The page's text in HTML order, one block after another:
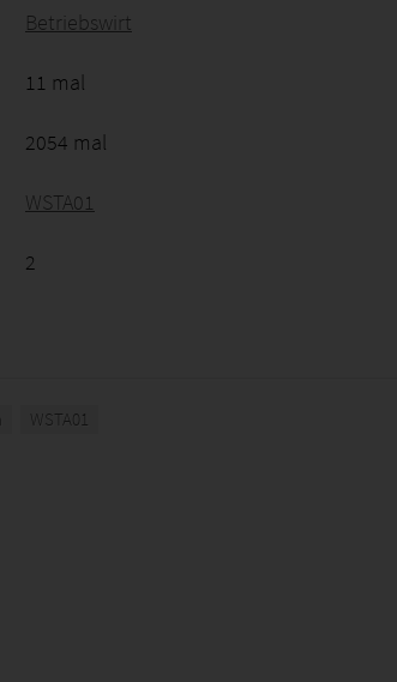
Betriebswirt
11 mal
2054 mal
WSTA01
2
WSTA01